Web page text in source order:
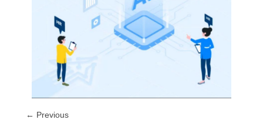
← Previous